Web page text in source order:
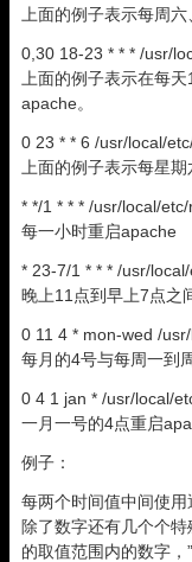
上面的例子表示每周
0,30 18-23 * * * /usr/
上面的例子表示在每
apache。
0 23 * * 6 /usr/local/
上面的例子表示每星
* */1 * * * /usr/local/
每一小时重启apache
* 23-7/1 * * * /usr/
晚上11点到早上7点之
0 11 4 * mon-wed /
每月的4号与每周一到
0 4 1 jan * /usr/local/
一月一号的4点重启
例子：
每两个时间值中间使用
除了数字还有几个个特
的取值范围内的数字，